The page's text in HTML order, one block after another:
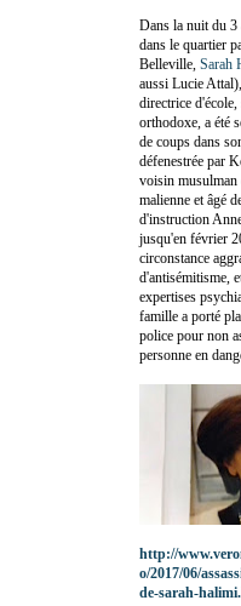
Dans la nuit du 3
dans le quartier
Belleville, Sarah
aussi Lucie
directrice
orthodoxe, a été
de coups dans
défenestrée par
voisin musulman
malienne et âgé
d'instruction
jusqu'en février
circonstance
d'antisémitisme,
expertises
famille a porté
police pour non
personne en
http://
o/2017/06/
de-sarah-